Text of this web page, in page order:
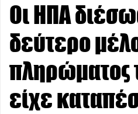
Οι ΗΠΑ
δεύτερο
πληρώματος
είχε